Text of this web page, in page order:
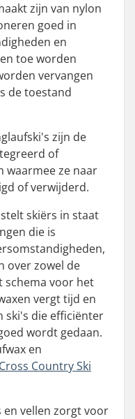
zijn van nylon
goed in
en
toe worden
vervangen
de toestand
zijn de
of
waarmee ze naar
of verwijderd.
skiërs in staat
die is
over zowel de
schema voor het
vergt tijd en
ski's die efficiënter
wordt gedaan.
en
Cross Country Ski
en vellen zorgt voor